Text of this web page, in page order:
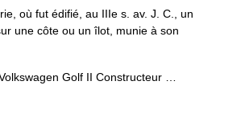
où fut édifié, au IIIe s. av. J. C., un
une côte ou un îlot, munie à son
Golf II Constructeur …